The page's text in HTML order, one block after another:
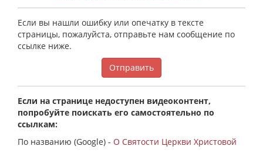
Если вы нашли ошибку или опечатку в тексте
страницы, пожалуйста, отправьте нам сообщение по
ссылке ниже.
Отправить
Если на странице недоступен видеоконтент,
попробуйте поискать его самостоятельно по
ссылкам:
По названию (Google) - О Святости Церкви Христовой